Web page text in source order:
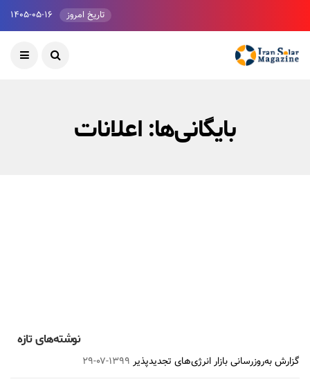
تاریخ امروز ۱۴۰۵-۰۵-۱۶
بایگانی‌ها:اعلانات
نوشته‌های تازه
گزارش به‌روزرسانی بازار انرژی‌های تجدیدپذیر ۱۳۹۹-۰۷-۲۹